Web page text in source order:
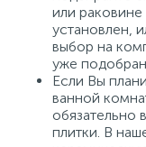
или раковине
установлен,
выбор на
уже
Если Вы
ванной
обязательно
плитки. В